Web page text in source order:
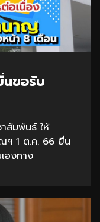
ขอรับ
สัมพันธ์ ให้
ณฯ 1 ต.ค. 66 ยื่น
องทาง